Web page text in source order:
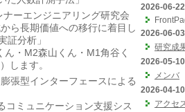
ーエンジニアリング研究会
ら長期価値への移行に着目し
証分析」
・M2森山くん・M1角谷く
します。
張型インターフェースによる
コミュニケーション支援シス
2026-06-22
2026-06-03
研究成
2026-05-10
メンバ
2026-04-10
アクセ